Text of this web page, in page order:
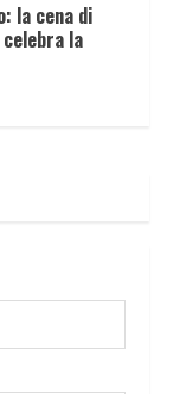
la cena di
la